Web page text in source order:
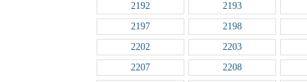
2192
2193
2197
2198
2202
2203
2207
2208